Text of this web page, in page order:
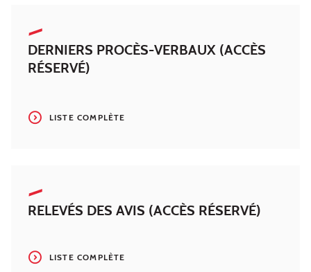
DERNIERS PROCÈS-VERBAUX (ACCÈS
RÉSERVÉ)
LISTE COMPLÈTE
RELEVÉS DES AVIS (ACCÈS RÉSERVÉ)
LISTE COMPLÈTE